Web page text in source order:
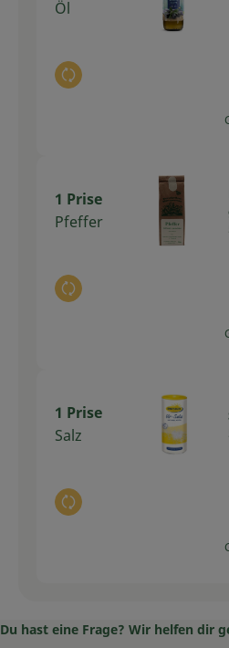
Öl
Auswahl ändern
1 Prise
Pfeffer
Auswahl ändern
1 Prise
Salz
Auswahl ändern
Du hast eine Frage? Wir helfen dir